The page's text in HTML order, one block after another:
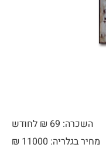
השכרה: 69 ₪ לחודש
מחיר בגלריה: 11000 ₪